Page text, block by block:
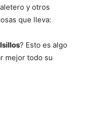
y otros
que lleva:
? Esto es algo
mejor todo su